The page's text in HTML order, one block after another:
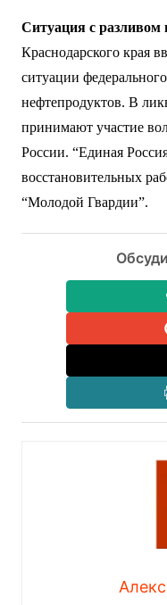
Ситуация с разливом
Краснодарского края
ситуации
нефтепродуктов. В
принимают участие
России. “Единая
восстановительных
“Молодой Гвардии”.